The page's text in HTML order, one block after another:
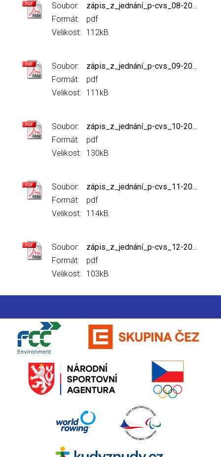
Soubor:
zápis_z_jednání_p-cvs_08-2017.pdf
Formát:
pdf
Velikost:
112kB
Soubor:
zápis_z_jednání_p-cvs_09-2017_po_zanesení_připomínek.pdf
Formát:
pdf
Velikost:
111kB
Soubor:
zápis_z_jednání_p-cvs_10-2017r.pdf
Formát:
pdf
Velikost:
130kB
Soubor:
zápis_z_jednání_p-cvs_11-2017.pdf
Formát:
pdf
Velikost:
114kB
Soubor:
zápis_z_jednání_p-cvs_12-2017.pdf
Formát:
pdf
Velikost:
103kB